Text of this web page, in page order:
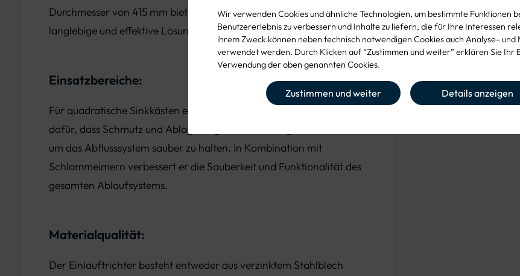
Wir verwenden Cookies und ähnliche Technologien, um bestimmte Funktionen
Benutzererlebnis zu verbessern und Inhalte zu liefern, die für Ihre Interessen
ihrem Zweck können neben technisch notwendigen Cookies auch Analyse-
verwendet werden. Durch Klicken auf “Zustimmen und weiter” erklären Sie Ihr
Verwendung der oben genannten Cookies.
Zustimmen und weiter Details anzeigen
Durchmesser von 415 mm bietet dieser Einlauftrichter eine
langlebige und effektive Lösung zur Ableitung von Regenwasser.
Einsatzbereiche:
Für quadratische Sinkkästen entwickelt, sorgt dieser Einlauftrichter
dafür, dass Schmutz und Ablagerungen effizient abgeleitet werden,
um das Abflusssystem sauber zu halten. In Kombination mit
Schlammeimern verbessert er die Sauberkeit und Funktionalität des
gesamten Ablaufsystems.
Materialqualität:
Der Einlauftrichter besteht entweder aus verzinktem Stahlblech
Stahlblech